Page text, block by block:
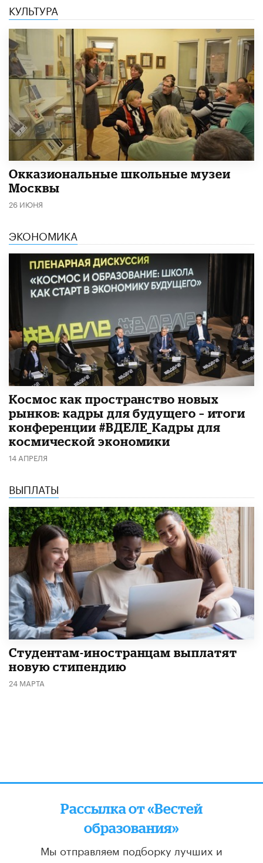
КУЛЬТУРА
​Окказиональные школьные музеи
Москвы
26 ИЮНЯ
ЭКОНОМИКА
Космос как пространство новых
рынков: кадры для будущего – итоги
конференции #ВДЕЛЕ_Кадры для
космической экономики
14 АПРЕЛЯ
ВЫПЛАТЫ
Студентам-иностранцам выплатят
новую стипендию
24 МАРТА
Рассылка от «Вестей
образования»
Мы отправляем подборку лучших и